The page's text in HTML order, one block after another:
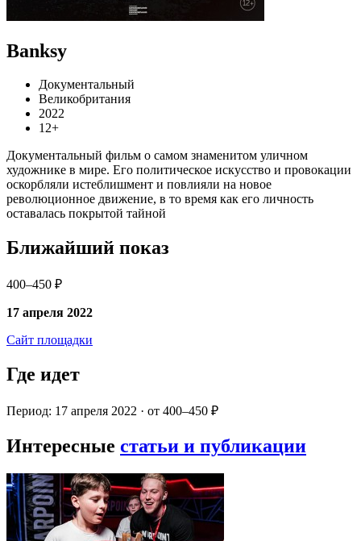
Banksy
Документальный
Великобритания
2022
12+
Документальный фильм о самом знаменитом уличном
художнике в мире. Его политическое искусство и провокации
оскорбляли истеблишмент и повлияли на новое
революционное движение, в то время как его личность
оставалась покрытой тайной
Ближайший показ
400–450 ₽
17 апреля 2022
Сайт площадки
Где идет
Период: 17 апреля 2022 · от 400–450 ₽
Интересные статьи и публикации